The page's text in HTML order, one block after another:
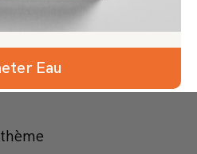
Eau